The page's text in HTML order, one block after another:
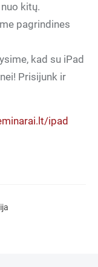
kitų.
pagrindines
kad su iPad
Prisijunk ir
ipad